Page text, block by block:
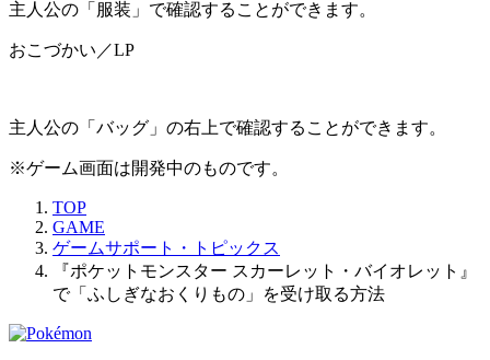
主人公の「服装」で確認することができます。
おこづかい／LP
主人公の「バッグ」の右上で確認することができます。
※ゲーム画面は開発中のものです。
TOP
GAME
ゲームサポート・トピックス
『ポケットモンスター スカーレット・バイオレット』
で「ふしぎなおくりもの」を受け取る方法